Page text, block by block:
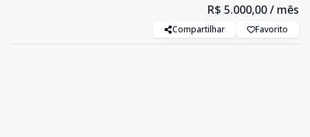
R$ 5.000,00/ mês
Compartilhar Favorito